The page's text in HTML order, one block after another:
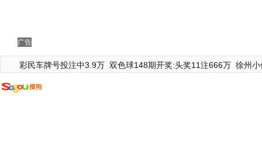
广告
彩民车牌号投注中3.9万 双色球148期开奖:头奖11注666万 徐州